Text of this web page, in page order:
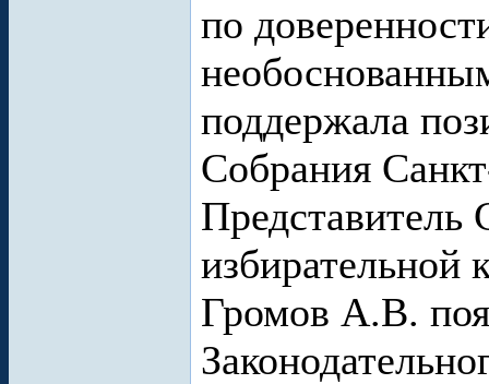
по
поддержала
Собрания
Представитель
избирательной
Громов А.В.